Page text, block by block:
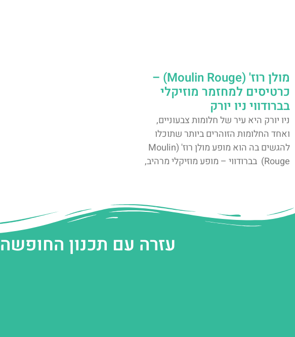
מולן רוז' (Moulin Rouge) –
כרטיסים למחזמר מוזיקלי
בברודווי ניו יורק
ניו יורק היא עיר של חלומות צבעוניים,
ואחד החלומות הזוהרים ביותר שתוכלו
להגשים בה הוא מופע מולן רוז' (Moulin
Rouge) בברודווי – מופע מוזיקלי מרהיב,
עזרה עם תכנון החופשה